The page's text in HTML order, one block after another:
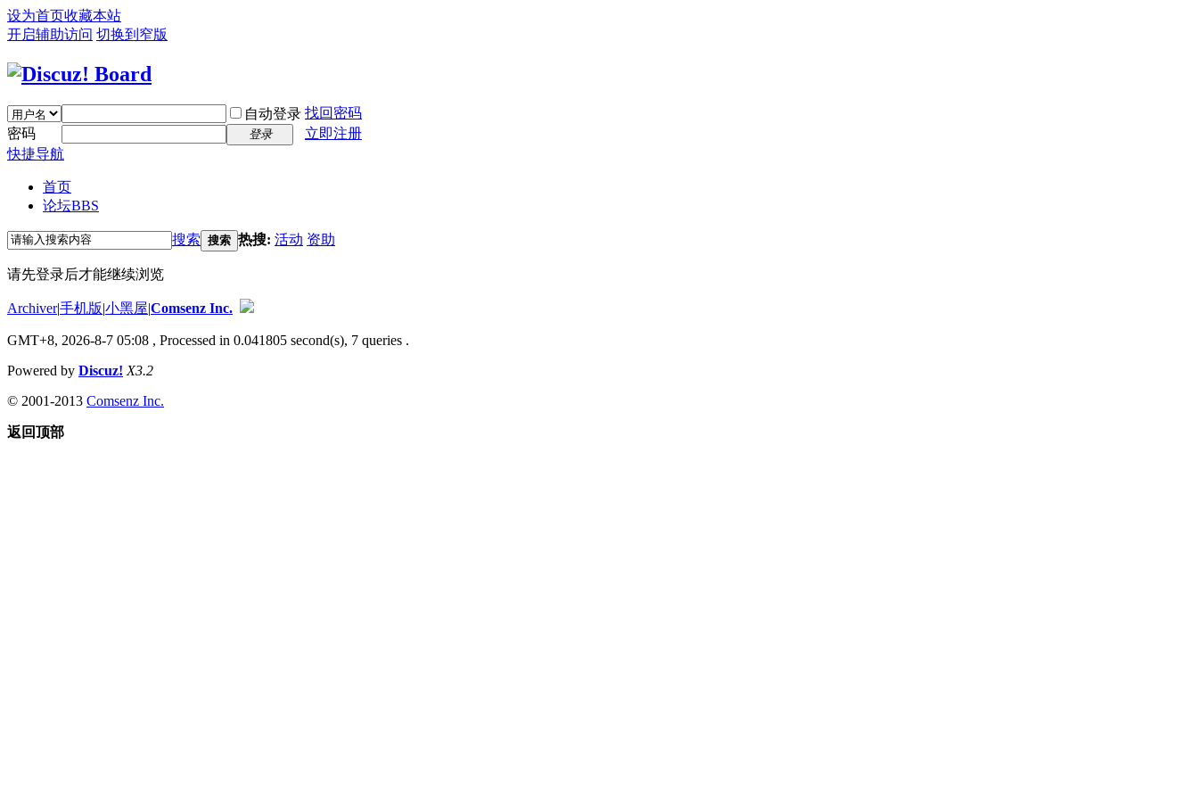
设为首页收藏本站
开启辅助访问 切换到窄版
自动登录 找回密码
密码
登录
立即注册
快捷导航
首页
论坛BBS
搜索 搜索 热搜: 活动 资助
请先登录后才能继续浏览
Archiver|手机版|小黑屋|Comsenz Inc.
GMT+8, 2026-8-7 05:08 , Processed in 0.041805 second(s), 7 queries .
Powered by Discuz! X3.2
© 2001-2013 Comsenz Inc.
返回顶部